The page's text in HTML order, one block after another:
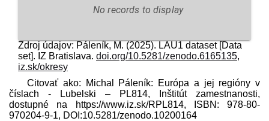
No records to display
Zdroj údajov: Páleník, M. (2025). LAU1 dataset [Data
set]. IZ Bratislava. doi.org/10.5281/zenodo.6165135,
iz.sk/okresy
Citovať ako: Michal Páleník: Európa a jej regióny v
číslach - Lubelski – PL814, Inštitút zamestnanosti,
dostupné na https://www.iz.sk/​RPL814, ISBN: 978-80-
970204-9-1, DOI:10.5281/zenodo.10200164